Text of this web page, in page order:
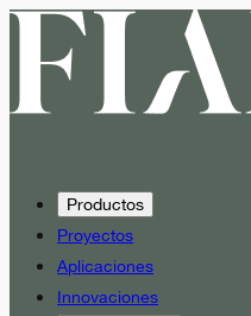
Productos
Proyectos
Aplicaciones
Innovaciones